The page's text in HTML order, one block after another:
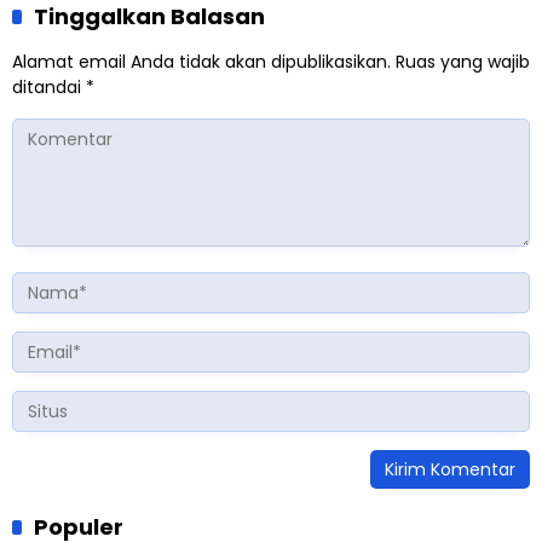
Tinggalkan Balasan
Alamat email Anda tidak akan dipublikasikan. Ruas yang wajib
ditandai *
Populer